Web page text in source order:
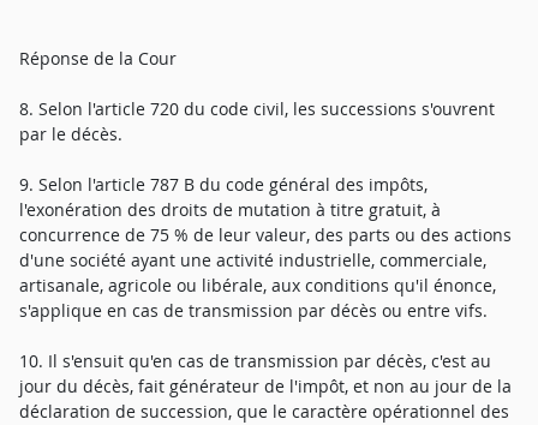
Réponse de la Cour
8. Selon l'article 720 du code civil, les successions s'ouvrent
par le décès.
9. Selon l'article 787 B du code général des impôts,
l'exonération des droits de mutation à titre gratuit, à
concurrence de 75 % de leur valeur, des parts ou des actions
d'une société ayant une activité industrielle, commerciale,
artisanale, agricole ou libérale, aux conditions qu'il énonce,
s'applique en cas de transmission par décès ou entre vifs.
10. Il s'ensuit qu'en cas de transmission par décès, c'est au
jour du décès, fait générateur de l'impôt, et non au jour de la
déclaration de succession, que le caractère opérationnel des